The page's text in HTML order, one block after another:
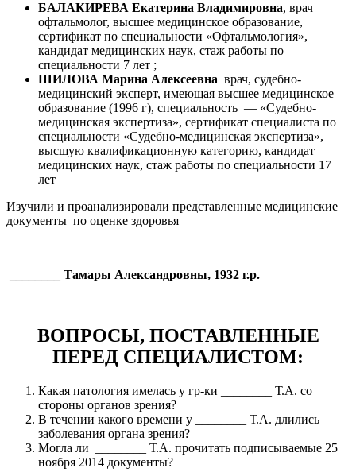
БАЛАКИРЕВА Екатерина Владимировна, врач
офтальмолог, высшее медицинское образование,
сертификат по специальности «Офтальмология»,
кандидат медицинских наук, стаж работы по
специальности 7 лет ;
ШИЛОВА Марина Алексеевна врач, судебно-
медицинский эксперт, имеющая высшее медицинское
образование (1996 г), специальность — «Судебно-
медицинская экспертиза», сертификат специалиста по
специальности «Судебно-медицинская экспертиза»,
высшую квалификационную категорию, кандидат
медицинских наук, стаж работы по специальности 17
лет
Изучили и проанализировали представленные медицинские
документы по оценке здоровья
________ Тамары Александровны, 1932 г.р.
ВОПРОСЫ, ПОСТАВЛЕННЫЕ
ПЕРЕД СПЕЦИАЛИСТОМ:
Какая патология имелась у гр-ки ________ Т.А. со
стороны органов зрения?
В течении какого времени у ________ Т.А. длились
заболевания органа зрения?
Могла ли ________ Т.А. прочитать подписываемые 25
ноября 2014 документы?